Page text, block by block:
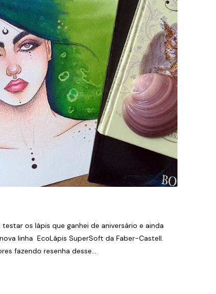
testar os lápis que ganhei de aniversário e ainda
linha EcoLápis SuperSoft da Faber-Castell.
fazendo resenha desse...